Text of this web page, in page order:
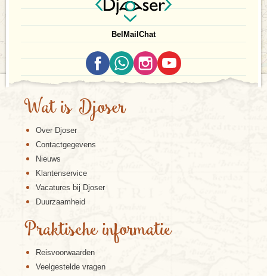
BelMailChat
Wat is Djoser
Over Djoser
Contactgegevens
Nieuws
Klantenservice
Vacatures bij Djoser
Duurzaamheid
Praktische informatie
Reisvoorwaarden
Veelgestelde vragen